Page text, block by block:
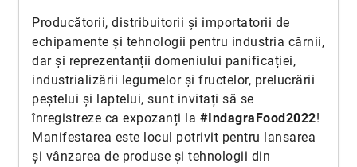
Producătorii, distribuitorii și importatorii de
echipamente și tehnologii pentru industria cărnii,
dar și reprezentanții domeniului panificației,
industrializării legumelor și fructelor, prelucrării
peștelui și laptelui, sunt invitați să se
înregistreze ca expozanți la #IndagraFood2022!
Manifestarea este locul potrivit pentru lansarea
și vânzarea de produse și tehnologii din